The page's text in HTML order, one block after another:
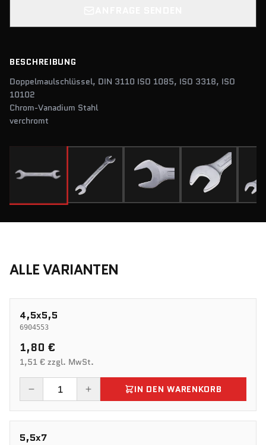
BESCHREIBUNG
Doppelmaulschlüssel, DIN 3110 ISO 1085, ISO 3318, ISO
10102
Chrom-Vanadium Stahl
verchromt
ALLE VARIANTEN
4,5x5,5
6904553
1,80 €
1,51 € zzgl. MwSt.
IN DEN WARENKORB
5,5x7